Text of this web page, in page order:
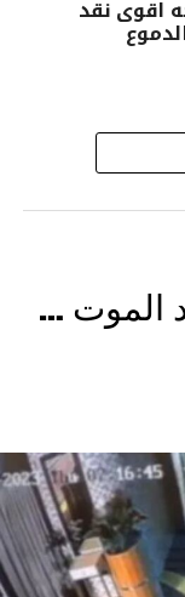
اقوى نقد
الموت …